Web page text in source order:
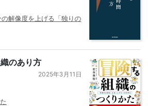
解像度を上げる「独りの
のあり方
2025年3月11日